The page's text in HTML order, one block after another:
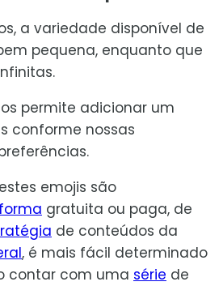
a variedade disponível de
pequena, enquanto que
permite adicionar um
conforme nossas
emojis são
forma gratuita ou paga, de
de conteúdos da
, é mais fácil determinado
contar com uma série de